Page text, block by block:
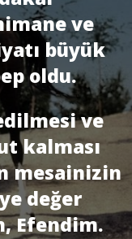
ve
büyük
oldu.
ve
kalması
mesainizin
değer
Efendim.